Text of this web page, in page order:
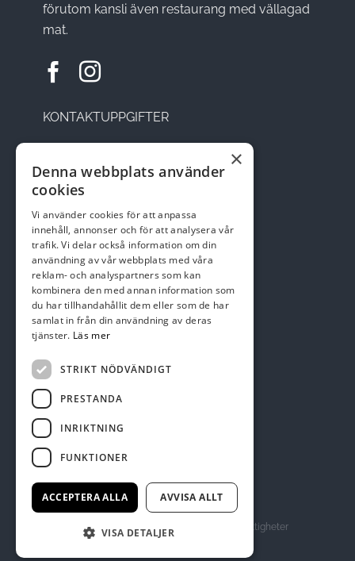
förutom kansli även restaurang med vällagad
mat.
KONTAKTUPPGIFTER
Sätesvägen 14, 291 92 Kristianstad
Telefon: 044-22 95 08
Email:kansli@skepparslovsgk.se
Swish nr 123 137 47 01
© Copyright 2026 skepparlovsgk.se, alla rättigheter
×
Denna webbplats använder
cookies
Vi använder cookies för att anpassa
innehåll, annonser och för att analysera vår
trafik. Vi delar också information om din
användning av vår webbplats med våra
reklam- och analyspartners som kan
kombinera den med annan information som
du har tillhandahållit dem eller som de har
samlat in från din användning av deras
tjänster. Läs mer
STRIKT NÖDVÄNDIGT
PRESTANDA
INRIKTNING
FUNKTIONER
ACCEPTERA ALLA AVVISA ALLT
VISA DETALJER